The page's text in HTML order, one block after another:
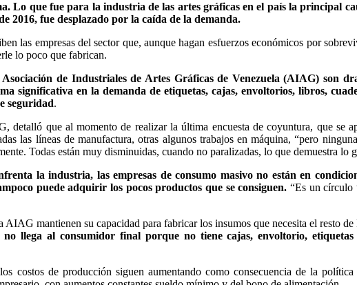
Lo que fue para la industria de las artes gráficas en el país la principal
2016, fue desplazado por la caída de la demanda.
las empresas del sector que, aunque hagan esfuerzos económicos por
lo poco que fabrican.
de Industriales de Artes Gráficas de Venezuela (AIAG) son
significativa en la demanda de etiquetas, cajas, envoltorios, libros,
seguridad.
que al momento de realizar la última encuesta de coyuntura, que se
las líneas de manufactura, otras algunos trabajos en máquina, “pero
Todas están muy disminuidas, cuando no paralizadas, lo que demuestra lo
la industria, las empresas de consumo masivo no están en
puede adquirir los pocos productos que se consiguen. “Es un círculo
mantienen su capacidad para fabricar los insumos que necesita el resto de
llega al consumidor final porque no tiene cajas, envoltorio,
costos de producción siguen aumentando como consecuencia de la